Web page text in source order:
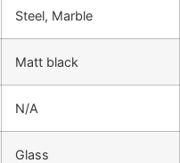
Steel, Marble
Matt black
N/A
Glass